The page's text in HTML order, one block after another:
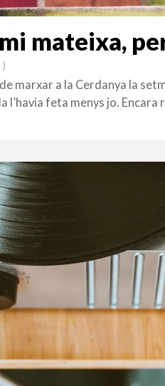
mateixa,
)
marxar a la Cerdanya la
l’havia feta menys jo.